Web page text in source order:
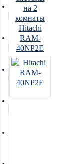
Осушители воздуха
Отопление
Вентиляция